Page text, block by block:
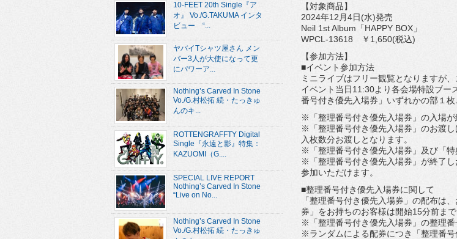
【対象商品】
2024年12月4日(水)発売
Neil 1st Album「HAPPY BOX」
WPCL-13618 ￥1,650(税込)
【参加方法】
■イベント参加方法
ミニライブはフリー観覧となりますが、
イベント当日11:30より各会場特設ブー
番号付き優先入場券」いずれかの部１枚
※「整理番号付き優先入場券」 の入場が
※「整理番号付き優先入場券」 のお渡
入枚数分お渡しとなります。
※「整理番号付き優先入場券」及び「特
※「整理番号付き優先入場券」が終了し
参加いただけます。
■整理番号付き優先入場券に関して
「整理番号付き優先入場券」の配布は、
券」 をお持ちのお客様は開始15分前ま
※「整理番号付き優先入場券」 の整理番
※ランダムによる配券につき「整理番号
10-FEET 20th Single『ア
オ』 Vo./G.TAKUMA インタ
ビュー “...
ヤバイTシャツ屋さん メン
バー3人が大使になって更
にパワーア...
Nothing’s Carved In Stone
Vo./G.村松拓 続・たっきゅ
んのキ...
ROTTENGRAFFTY Digital
Single『永遠と影』特集：
KAZUOMI（G....
SPECIAL LIVE REPORT
Nothing’s Carved In Stone
“Live on No...
Nothing’s Carved In Stone
Vo./G.村松拓 続・たっきゅ